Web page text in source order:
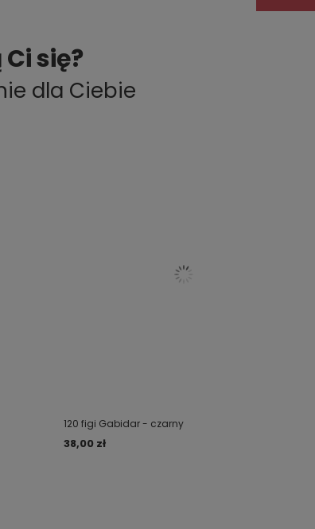
się?
dla Ciebie
120 figi Gabidar - czarny
38,00 zł